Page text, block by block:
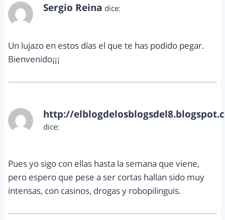
Sergio Reina dice:
Un lujazo en estos días el que te has podido pegar.
Bienvenido¡¡¡
http://
dice:
Pues yo sigo con ellas hasta la semana que viene,
pero espero que pese a ser cortas hallan sido muy
intensas, con casinos, drogas y robopilinguis.